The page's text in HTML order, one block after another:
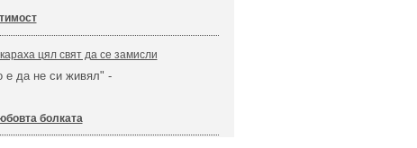
цял свят да се замисли
е да не си живял" -
болката